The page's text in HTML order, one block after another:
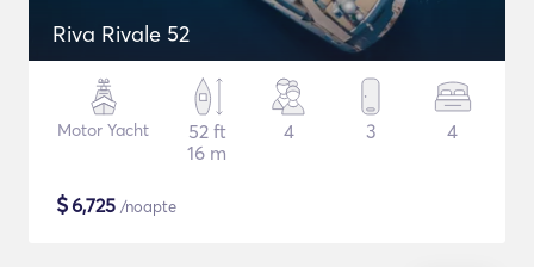
Riva Rivale 52
Motor Yacht
52 ft
16 m
4 3 4
$6,725 /noapte